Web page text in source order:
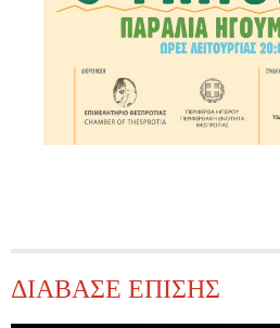
ΔΙΑΒΑΣΕ ΕΠΙΣΗΣ